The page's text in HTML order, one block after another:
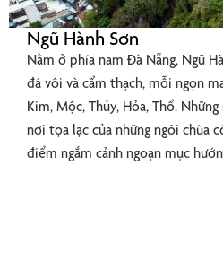
Ngũ Hành Sơn
Nằm ở phía nam Đà Nẵng, Ngũ
đá vôi và cẩm thạch, mỗi ngọn
Kim, Mộc, Thủy, Hỏa, Thổ.
nơi tọa lạc của những ngôi chùa
điểm ngắm cảnh ngoạn mục